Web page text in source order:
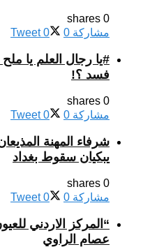
0 shares
مشاركة 0
Tweet 0
#يا رجال العلم يا
فسد ؟!
0 shares
مشاركة 0
Tweet 0
شرفاء المهنة
يبكيان سقوط بغداد
0 shares
مشاركة 0
Tweet 0
“المركز الاردني
عصام الراوي